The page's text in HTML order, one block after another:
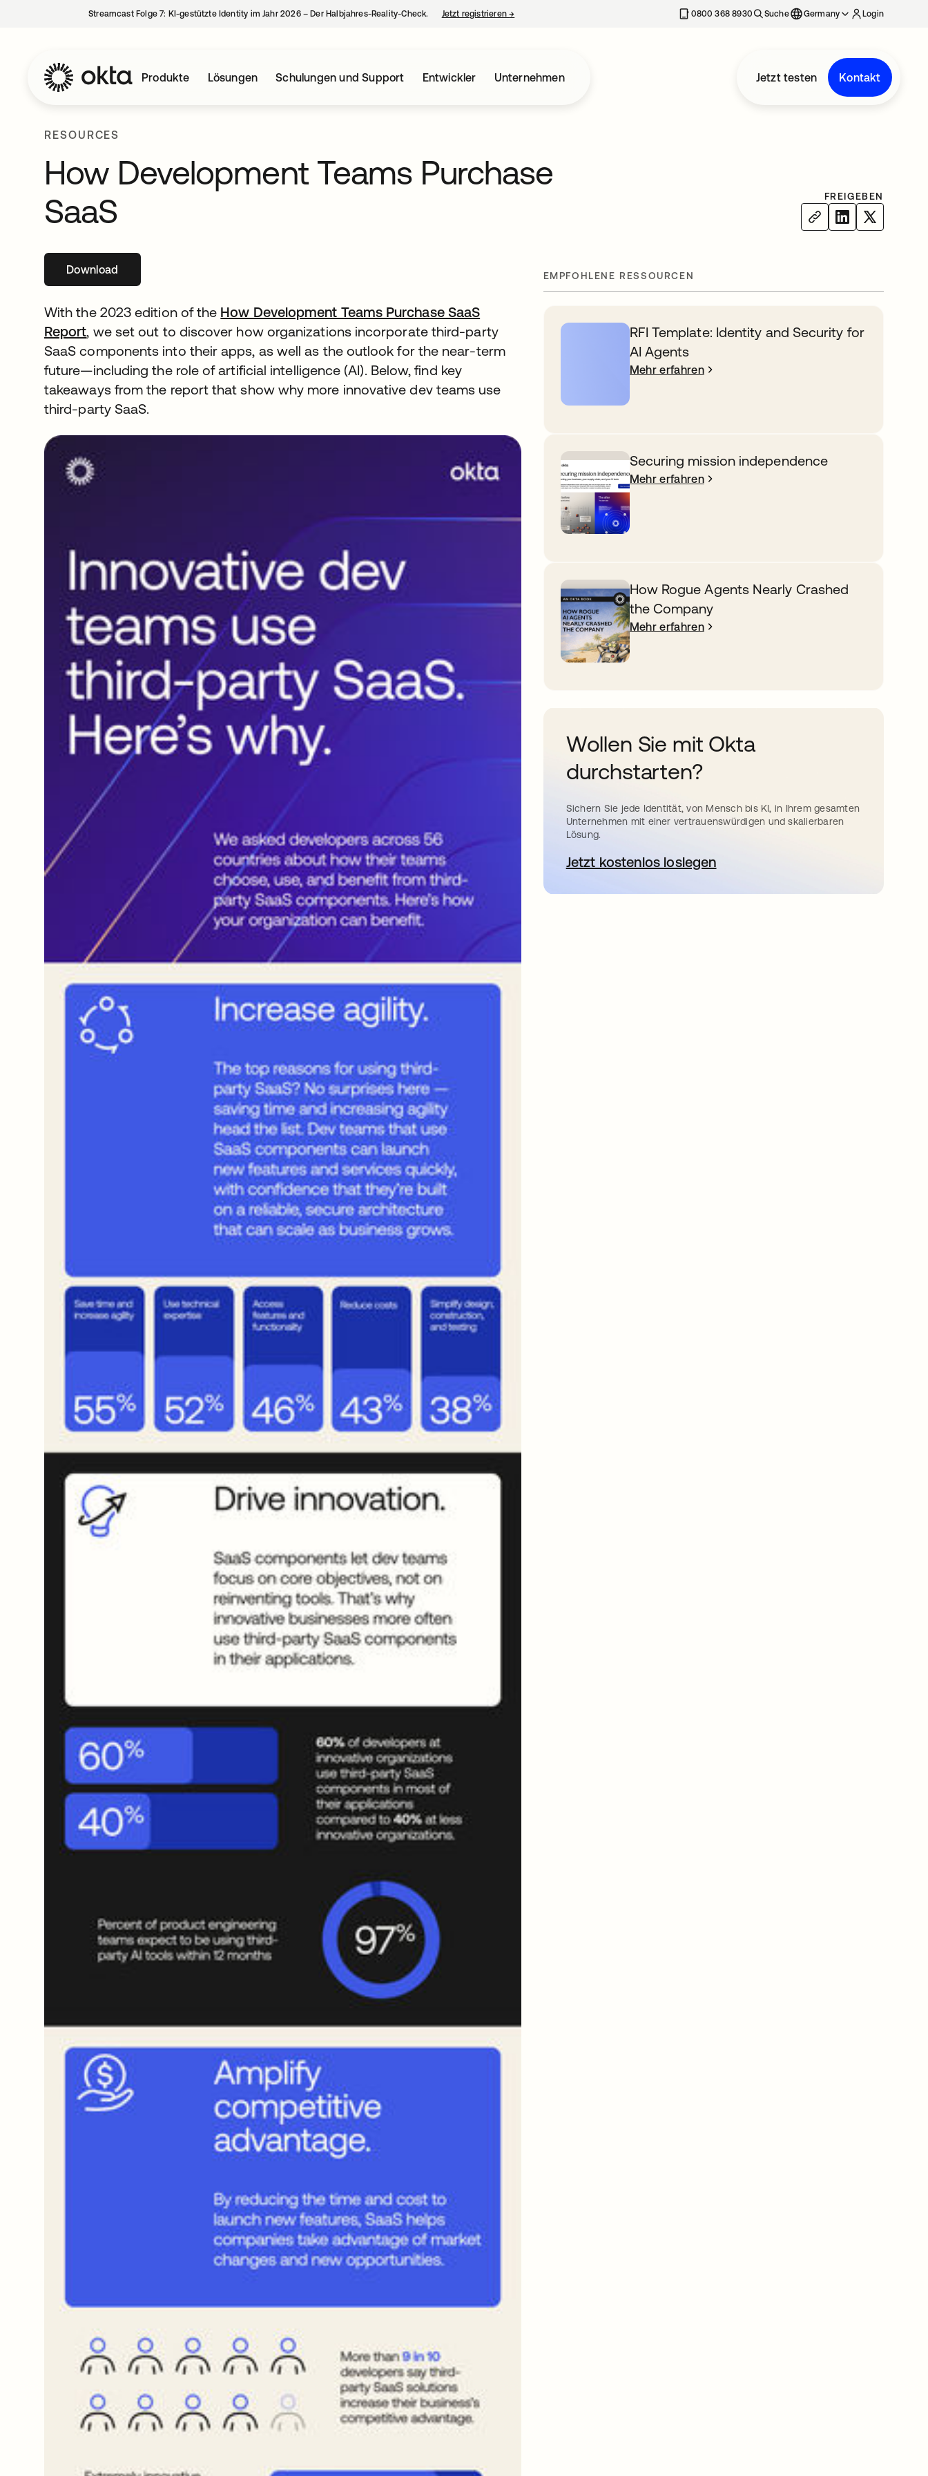
Streamcast Folge 7: KI-gestützte Identity im Jahr 2026 – Der Halbjahres-Reality-Check. Jetzt registrieren→ 0800 368 8930 Suche Germany Login
Produkte Lösungen Schulungen und Support Entwickler Unternehmen Jetzt testen Kontakt
RESOURCES
How Development Teams Purchase
SaaS
FREIGEBEN
Downloadwird in einer neuen Registerkarte geöffnet
With the 2023 edition of the How Development Teams Purchase SaaS
Report, we set out to discover how organizations incorporate third-party
SaaS components into their apps, as well as the outlook for the near-term
future—including the role of artificial intelligence (AI). Below, find key
takeaways from the report that show why more innovative dev teams use
third-party SaaS.
EMPFOHLENE RESSOURCEN
RFI Template: Identity and Security for
AI Agents
Mehr erfahren
Securing mission independence
Mehr erfahren
How Rogue Agents Nearly Crashed
the Company
Mehr erfahren
Wollen Sie mit Okta
durchstarten?
Sichern Sie jede Identität, von Mensch bis KI, in Ihrem gesamten
Unternehmen mit einer vertrauenswürdigen und skalierbaren
Lösung.
Jetzt kostenlos loslegenwird in einer neuen Registerkarte geöffnet